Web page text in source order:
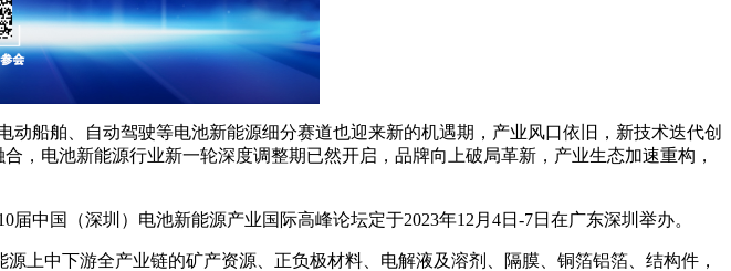
船舶、自动驾驶等电池新能源细分赛道也迎来新的机遇期，产业风口依旧，新技术迭代创
，电池新能源行业新一轮深度调整期已然开启，品牌向上破局革新，产业生态加速重构，
中国（深圳）电池新能源产业国际高峰论坛定于2023年12月4日-7日在广东深圳举办。
上中下游全产业链的矿产资源、正负极材料、电解液及溶剂、隔膜、铜箔铝箔、结构件，